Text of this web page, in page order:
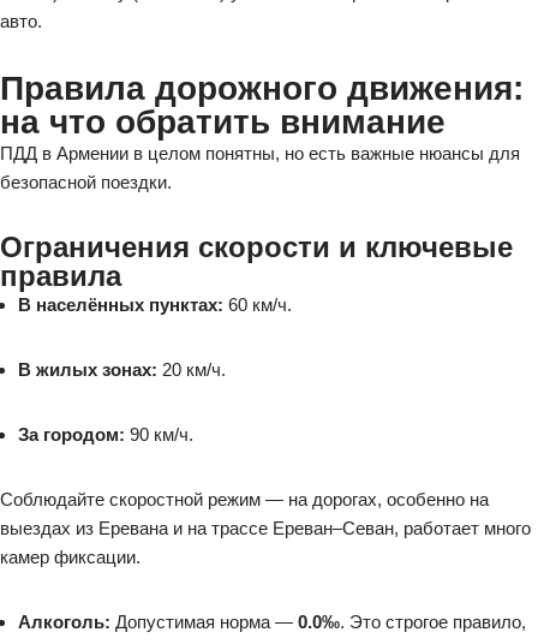
авто.
Правила дорожного движения:
на что обратить внимание
ПДД в Армении в целом понятны, но есть важные нюансы для
безопасной поездки.
Ограничения скорости и ключевые
правила
В населённых пунктах: 60 км/ч.
В жилых зонах: 20 км/ч.
За городом: 90 км/ч.
Соблюдайте скоростной режим — на дорогах, особенно на
выездах из Еревана и на трассе Ереван–Севан, работает много
камер фиксации.
Алкоголь: Допустимая норма — 0.0‰. Это строгое правило,